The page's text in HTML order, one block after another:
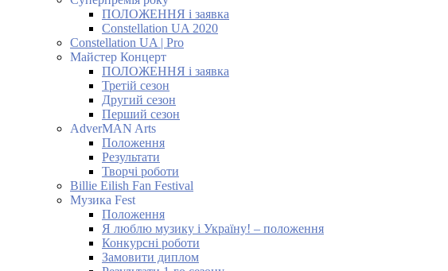
ПОЛОЖЕННЯ і заявка
Constellation UA 2020
Constellation UA | Pro
Майстер Концерт
ПОЛОЖЕННЯ і заявка
Третій сезон
Другий сезон
Перший сезон
AdverMAN Arts
Положення
Результати
Творчі роботи
Billie Eilish Fan Festival
Музика Fest
Положення
Я люблю музику і Україну! – положення
Конкурсні роботи
Замовити диплом